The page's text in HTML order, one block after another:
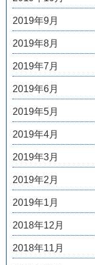
2019年9月
2019年8月
2019年7月
2019年6月
2019年5月
2019年4月
2019年3月
2019年2月
2019年1月
2018年12月
2018年11月